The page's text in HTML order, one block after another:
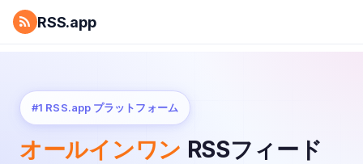
RSS.app
#1 RSS.app プラットフォーム
オールインワン RSSフィード